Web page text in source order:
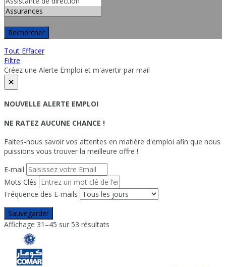
Rechercher
Tout Effacer
Filtre
Créez une Alerte Emploi et m'avertir par mail
×
NOUVELLE ALERTE EMPLOI
NE RATEZ AUCUNE CHANCE !
Faites-nous savoir vos attentes en matière d'emploi afin que nous
puissions vous trouver la meilleure offre !
E-mail
Mots Clés
Fréquence des E-mails
Sauvegarder
Affichage 31–45 sur 53 résultats